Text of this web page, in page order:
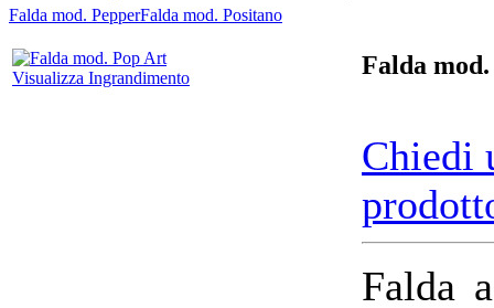
Falda mod. PepperFalda mod. Positano
Visualizza Ingrandimento Falda
Chiedi
Falda